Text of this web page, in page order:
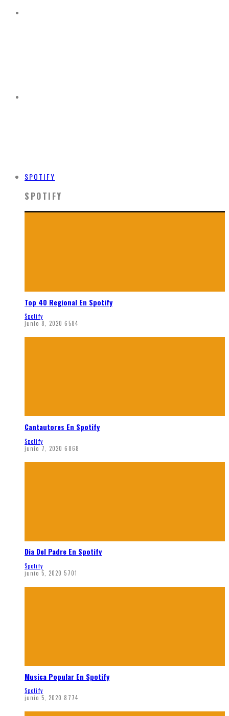
SPOTIFY
SPOTIFY
Top 40 Regional En Spotify
Spotify
junio 8, 2020 6584
Cantautores En Spotify
Spotify
junio 7, 2020 6868
Dia Del Padre En Spotify
Spotify
junio 5, 2020 5701
Musica Popular En Spotify
Spotify
junio 5, 2020 8774